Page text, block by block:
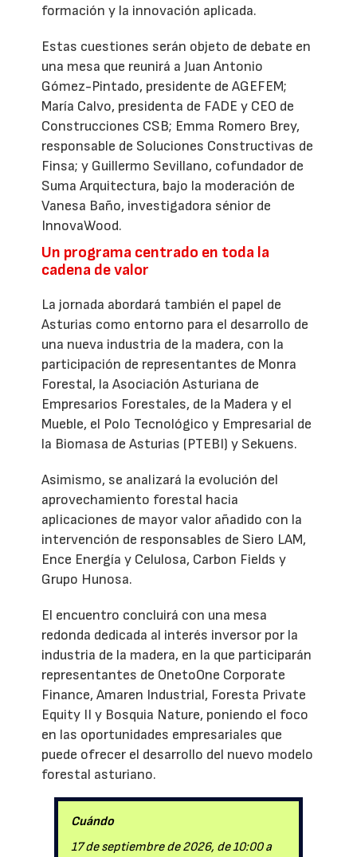
formación y la innovación aplicada.
Estas cuestiones serán objeto de debate en
una mesa que reunirá a Juan Antonio
Gómez-Pintado, presidente de AGEFEM;
María Calvo, presidenta de FADE y CEO de
Construcciones CSB; Emma Romero Brey,
responsable de Soluciones Constructivas de
Finsa; y Guillermo Sevillano, cofundador de
Suma Arquitectura, bajo la moderación de
Vanesa Baño, investigadora sénior de
InnovaWood.
Un programa centrado en toda la
cadena de valor
La jornada abordará también el papel de
Asturias como entorno para el desarrollo de
una nueva industria de la madera, con la
participación de representantes de Monra
Forestal, la Asociación Asturiana de
Empresarios Forestales, de la Madera y el
Mueble, el Polo Tecnológico y Empresarial de
la Biomasa de Asturias (PTEBI) y Sekuens.
Asimismo, se analizará la evolución del
aprovechamiento forestal hacia
aplicaciones de mayor valor añadido con la
intervención de responsables de Siero LAM,
Ence Energía y Celulosa, Carbon Fields y
Grupo Hunosa.
El encuentro concluirá con una mesa
redonda dedicada al interés inversor por la
industria de la madera, en la que participarán
representantes de OnetoOne Corporate
Finance, Amaren Industrial, Foresta Private
Equity II y Bosquia Nature, poniendo el foco
en las oportunidades empresariales que
puede ofrecer el desarrollo del nuevo modelo
forestal asturiano.
Cuándo
17 de septiembre de 2026, de 10:00 a